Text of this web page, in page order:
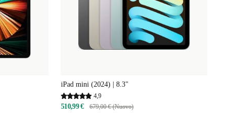
iPad mini (2024) | 8.3"
4,9
510,99 € 679,00 € (Nuovo)